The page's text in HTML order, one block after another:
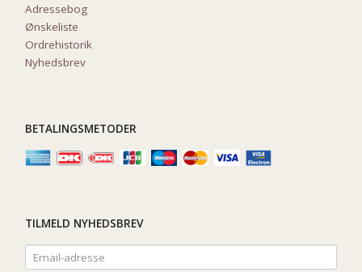
Adressebog
Ønskeliste
Ordrehistorik
Nyhedsbrev
BETALINGSMETODER
TILMELD NYHEDSBREV
Email-
adresse